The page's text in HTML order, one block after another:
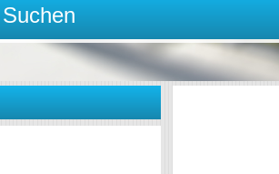
Suchen